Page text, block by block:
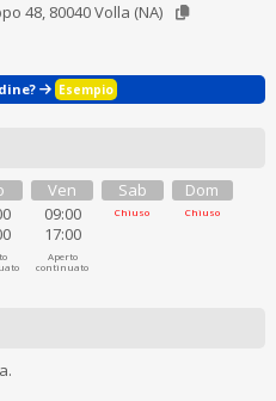
48, 80040 Volla (NA)
Esempio
Ven
09:00
17:00
Aperto
continuato
Sab
Chiuso
Dom
Chiuso